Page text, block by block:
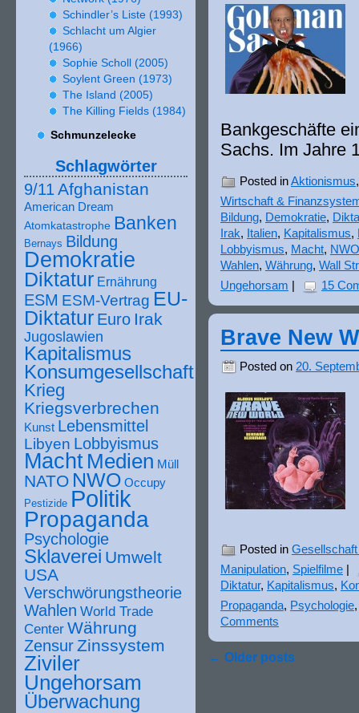
Bankgeschäfte
Sachs. Im Jahre
Posted inAktionismus
Wirtschaft &
Bildung, Demokratie,
Irak, Italien, Kapitalismus,
Lobbyismus, Macht, NWO
Wahlen, Währung, Wall
Ungehorsam
15
Brave New
Posted on 20.
Posted in
Manipulation, Spielfilme
Diktatur, Kapitalismus,
Propaganda, Psychologie
Comments
← Older posts
Schindler’s Liste (1993)
Schlacht um Algier
(1966)
Sophie Scholl (2005)
Soylent Green (1973)
The Island (2005)
The Killing Fields (1984)
Schmunzelecke
Schlagwörter
9/11 Afghanistan
American Dream
Atomkatastrophe Banken
Bernays Bildung
Demokratie
Diktatur Ernährung
ESM ESM-Vertrag EU-
Diktatur Euro Irak
Jugoslawien
Kapitalismus
Konsumgesellschaft
Krieg
Kriegsverbrechen
Kunst Lebensmittel
Libyen Lobbyismus
Macht Medien Müll
NATO NWO Occupy
Pestizide Politik
Propaganda
Psychologie
Sklaverei Umwelt
USA
Verschwörungstheorie
Wahlen World Trade
Center Währung
ZensurZinssystem
Ziviler
Ungehorsam
Überwachung